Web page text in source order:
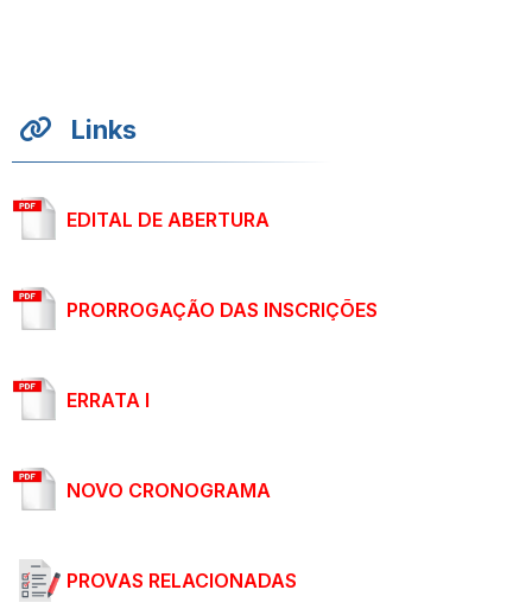
Links
EDITAL DE ABERTURA
PRORROGAÇÃO DAS INSCRIÇÕES
ERRATA I
NOVO CRONOGRAMA
PROVAS RELACIONADAS